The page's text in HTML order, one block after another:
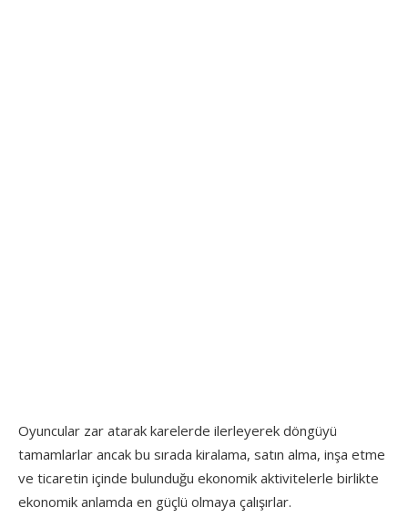
Oyuncular zar atarak karelerde ilerleyerek döngüyü
tamamlarlar ancak bu sırada kiralama, satın alma, inşa etme
ve ticaretin içinde bulunduğu ekonomik aktivitelerle birlikte
ekonomik anlamda en güçlü olmaya çalışırlar.